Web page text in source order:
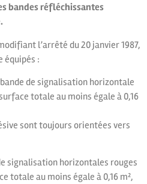
bandes réfléchissantes
l’arrêté du 20 janvier 1987,
équipés :
bande de signalisation horizontale
totale au moins égale à 0,16
sont toujours orientées vers
signalisation horizontales rouges
totale au moins égale à 0,16 m²,